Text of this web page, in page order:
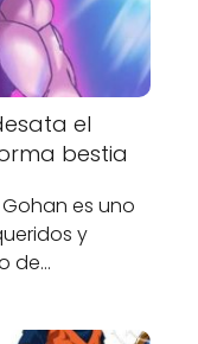
el
bestia
es uno
y
de…